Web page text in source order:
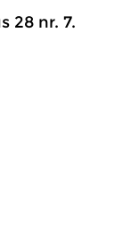
28 nr. 7.